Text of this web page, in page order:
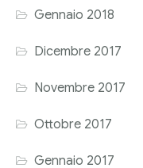
Gennaio 2018
Dicembre 2017
Novembre 2017
Ottobre 2017
Gennaio 2017